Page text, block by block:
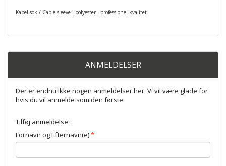
Kabel sok / Cable sleeve i polyester i professionel kvalitet
ANMELDELSER
Der er endnu ikke nogen anmeldelser her. Vi vil være glade for
hvis du vil anmelde som den første.
Tilføj anmeldelse:
Fornavn og Efternavn(e)